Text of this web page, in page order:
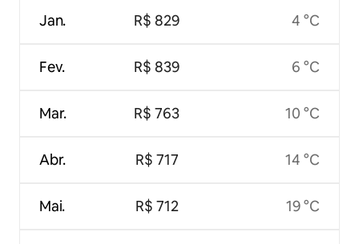
Jan.
Fev.
Mar.
Abr.
Mai.
R$ 829
R$ 839
R$ 763
R$ 717
R$ 712
4 °C
6 °C
10 °C
14 °C
19 °C